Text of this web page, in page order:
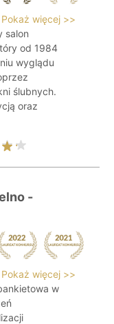
Pokaż więcej >>
salon
od 1984
wyglądu
ślubnych.
oraz
-
Pokaż więcej >>
w